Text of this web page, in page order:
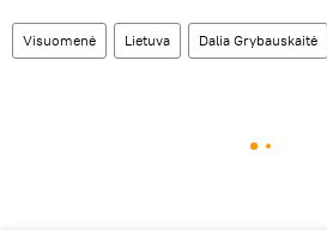
Visuomenė Lietuva Dalia Grybauskaitė